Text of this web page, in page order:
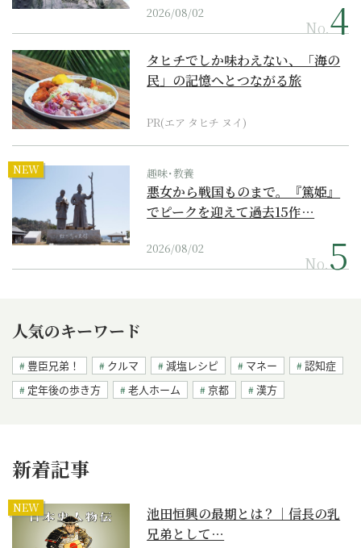
2026/08/02
No.
タヒチでしか味わえない、「海の
民」の記憶へとつながる旅
PR(エア タヒチ ヌイ)
NEW 趣味･教養
悪女から戦国ものまで。『篤姫』
でピークを迎えて過去15作…
2026/08/02
No.
人気のキーワード
豊臣兄弟！ クルマ 減塩レシピ マネー
認知症
定年後の歩き方
老人ホーム 京都 漢方
新着記事
NEW
池田恒興の最期とは？｜信長の乳
兄弟として…